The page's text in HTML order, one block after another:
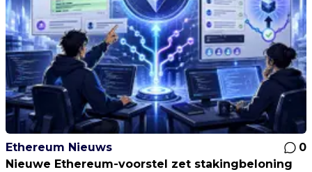
Ethereum Nieuws
0
Nieuwe Ethereum-voorstel zet stakingbeloning